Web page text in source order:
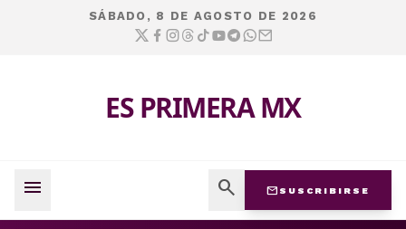
SÁBADO, 8 DE AGOSTO DE 2026
ES PRIMERA MX
menu search mail SUSCRIBIRSE